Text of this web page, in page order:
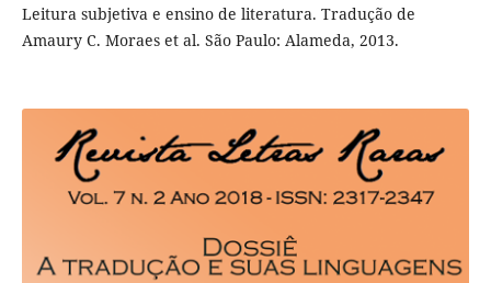
Leitura subjetiva e ensino de literatura. Tradução de
Amaury C. Moraes et al. São Paulo: Alameda, 2013.